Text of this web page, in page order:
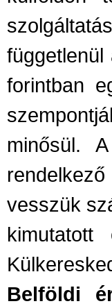
forintban
minősül.
vesszük
Belföldi